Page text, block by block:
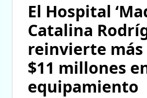
El Hospital
Catalina
reinvierte más
$11 millones
equipamiento